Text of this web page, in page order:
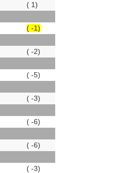
( 1)
( -1)
( -2)
( -5)
( -3)
( -6)
( -6)
( -3)